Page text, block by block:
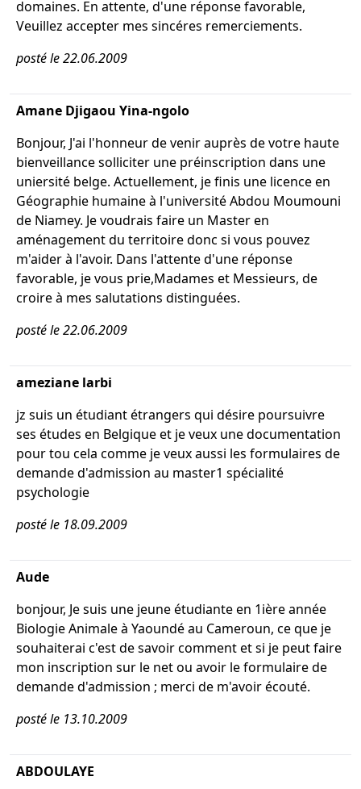
domaines. En attente, d'une réponse favorable,
Veuillez accepter mes sincéres remerciements.
posté le 22.06.2009
Amane Djigaou Yina-ngolo
Bonjour, J'ai l'honneur de venir auprès de votre haute
bienveillance solliciter une préinscription dans une
uniersité belge. Actuellement, je finis une licence en
Géographie humaine à l'université Abdou Moumouni
de Niamey. Je voudrais faire un Master en
aménagement du territoire donc si vous pouvez
m'aider à l'avoir. Dans l'attente d'une réponse
favorable, je vous prie,Madames et Messieurs, de
croire à mes salutations distinguées.
posté le 22.06.2009
ameziane larbi
jz suis un étudiant étrangers qui désire poursuivre
ses études en Belgique et je veux une documentation
pour tou cela comme je veux aussi les formulaires de
demande d'admission au master1 spécialité
psychologie
posté le 18.09.2009
Aude
bonjour, Je suis une jeune étudiante en 1ière année
Biologie Animale à Yaoundé au Cameroun, ce que je
souhaiterai c'est de savoir comment et si je peut faire
mon inscription sur le net ou avoir le formulaire de
demande d'admission ; merci de m'avoir écouté.
posté le 13.10.2009
ABDOULAYE